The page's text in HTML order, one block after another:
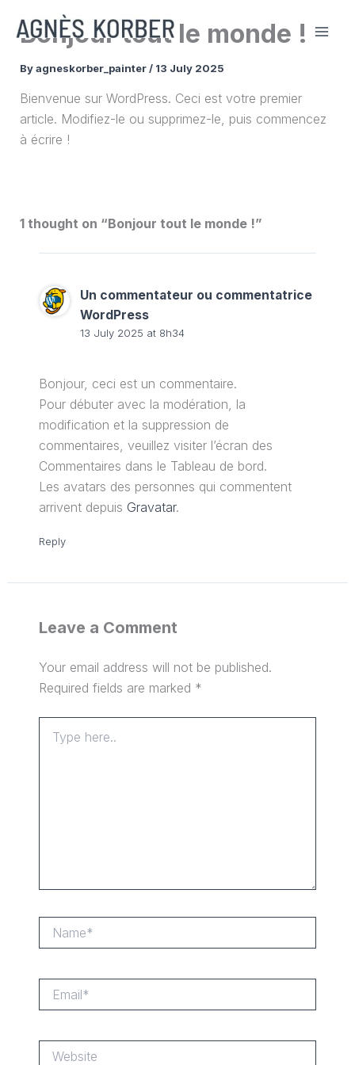
Bonjour tout le monde !
Byagneskorber_painter/ 13 July 2025
Bienvenue sur WordPress. Ceci est votre premier
article. Modifiez-le ou supprimez-le, puis commencez
à écrire !
1 thought on “Bonjour tout le monde !”
Un commentateur ou commentatrice
WordPress
13 July 2025 at 8h34
Bonjour, ceci est un commentaire.
Pour débuter avec la modération, la
modification et la suppression de
commentaires, veuillez visiter l’écran des
Commentaires dans le Tableau de bord.
Les avatars des personnes qui commentent
arrivent depuis Gravatar.
Reply
Leave a Comment
Your email address will not be published.
Required fields are marked *
here..